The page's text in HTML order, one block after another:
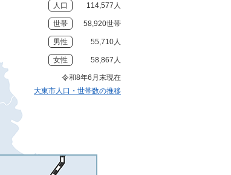
人口 114,577人
世帯 58,920世帯
男性 55,710人
女性 58,867人
令和8年6月末現在
大東市人口・世帯数の推移